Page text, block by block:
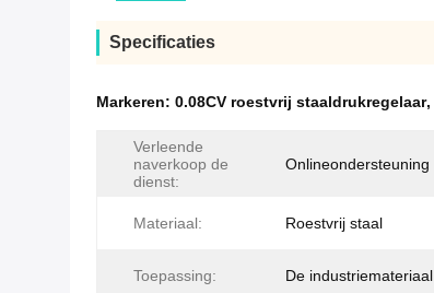
Specificaties
Markeren: 0.08CV roestvrij staaldrukregelaar,
Verleende
naverkoop de
dienst:
Onlineondersteuning
Materiaal: Roestvrij staal
Toepassing: De industriemateriaal